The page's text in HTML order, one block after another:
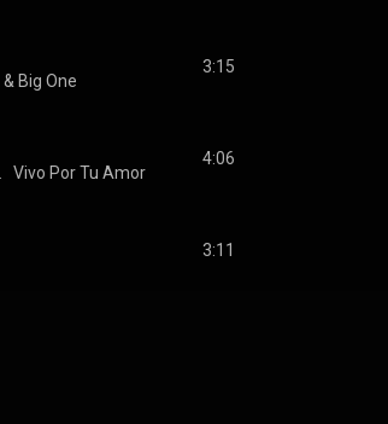
& Big One
3:15
Vivo Por Tu Amor
4:06
3:11